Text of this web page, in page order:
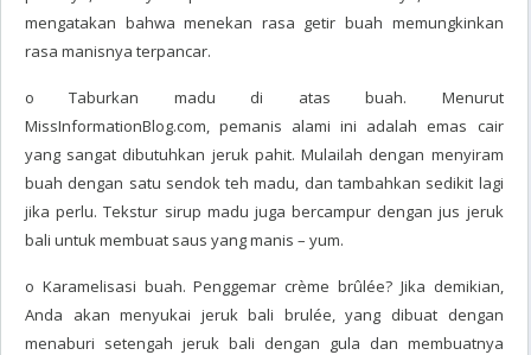
mengatakan bahwa menekan rasa getir buah memungkinkan
rasa manisnya terpancar.
o Taburkan madu di atas buah. Menurut
MissInformationBlog.com, pemanis alami ini adalah emas cair
yang sangat dibutuhkan jeruk pahit. Mulailah dengan menyiram
buah dengan satu sendok teh madu, dan tambahkan sedikit lagi
jika perlu. Tekstur sirup madu juga bercampur dengan jus jeruk
bali untuk membuat saus yang manis – yum.
o Karamelisasi buah. Penggemar crème brûlée? Jika demikian,
Anda akan menyukai jeruk bali brulée, yang dibuat dengan
menaburi setengah jeruk bali dengan gula dan membuatnya